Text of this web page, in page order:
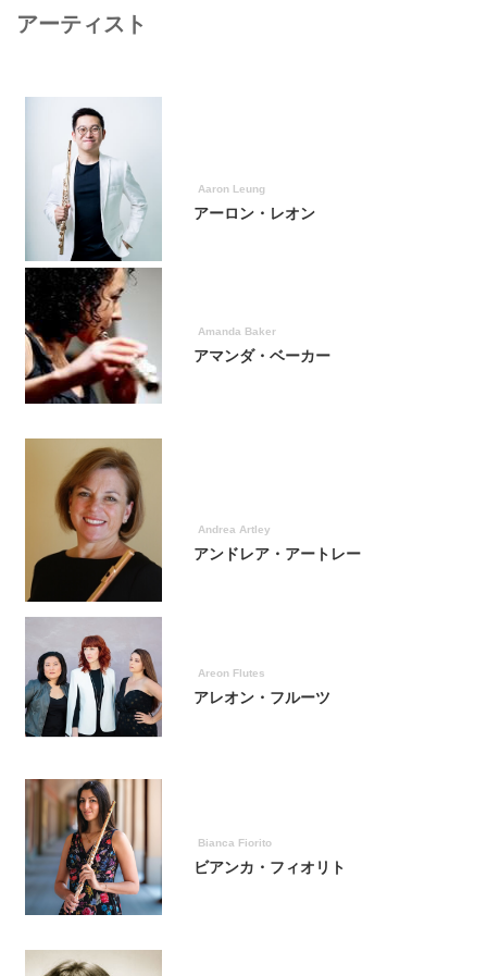
アーティスト
アーロン・レオン
Aaron Leung
アマンダ・ベーカー
Amanda Baker
アンドレア・アートレー
Andrea Artley
アレオン・フルーツ
Areon Flutes
ビアンカ・フィオリト
Bianca Fiorito